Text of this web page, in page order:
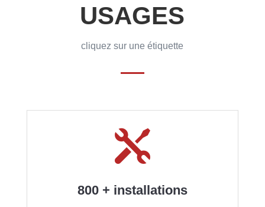
USAGES
cliquez sur une étiquette

800 + installations